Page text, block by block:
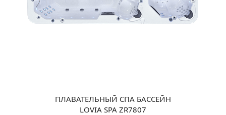
ПЛАВАТЕЛЬНЫЙ СПА БАССЕЙН
LOVIA SPA ZR7807